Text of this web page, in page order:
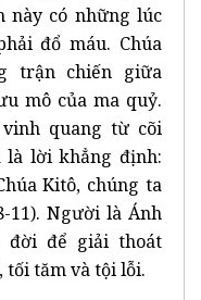
này có những lúc
đổ máu. Chúa
trận chiến giữa
mô của ma quỷ.
quang từ cõi
là lời khẳng định:
Kitô, chúng ta
11). Người là Ánh
đời để giải thoát
tối tăm và tội lỗi.